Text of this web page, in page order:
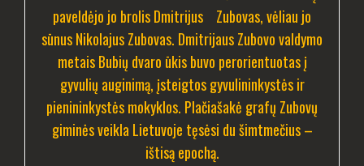
paveldėjo jo brolis Dmitrijus Zubovas, vėliau jo
sūnus Nikolajus Zubovas. Dmitrijaus Zubovo valdymo
metais Bubių dvaro ūkis buvo perorientuotas į
gyvulių auginimą, įsteigtos gyvulininkystės ir
pienininkystės mokyklos. Plačiašakė grafų Zubovų
giminės veikla Lietuvoje tęsėsi du šimtmečius –
ištisą epochą.